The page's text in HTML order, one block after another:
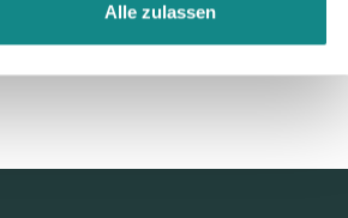
Alle zulassen